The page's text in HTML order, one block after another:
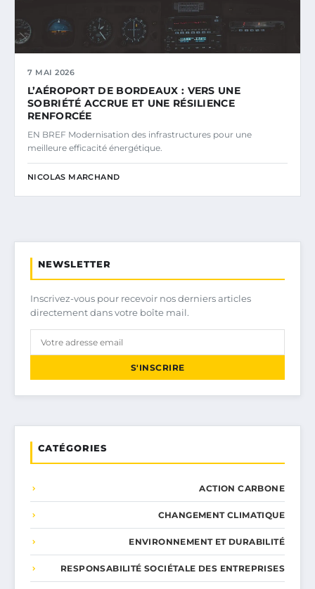
7 MAI 2026
L’AÉROPORT DE BORDEAUX : VERS UNE
SOBRIÉTÉ ACCRUE ET UNE RÉSILIENCE
RENFORCÉE
EN BREF Modernisation des infrastructures pour une
meilleure efficacité énergétique.
NICOLAS MARCHAND
NEWSLETTER
Inscrivez-vous pour recevoir nos derniers articles
directement dans votre boîte mail.
S'INSCRIRE
CATÉGORIES
ACTION CARBONE
CHANGEMENT CLIMATIQUE
ENVIRONNEMENT ET DURABILITÉ
RESPONSABILITÉ SOCIÉTALE DES ENTREPRISES